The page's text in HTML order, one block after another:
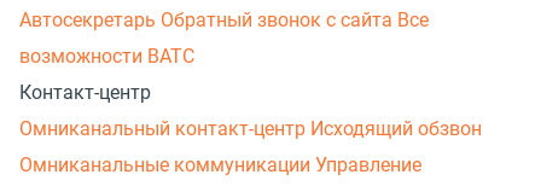
Автосекретарь Обратный звонок с сайта Все
возможности ВАТС
Контакт-центр
Омниканальный контакт-центр Исходящий обзвон
Омниканальные коммуникации Управление